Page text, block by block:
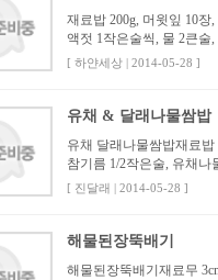
재료밥 200g, 머윗잎 10장
액젓 1작은술씩, 물 2큰술
[ 하얀세상 | 2014-05-28 ]
유채 & 달래나물쌈밥
유채 달래나물쌈밥재료밥
참기름 1/2작은술, 유채나
[ 진달래 | 2014-05-28 ]
해물된장뚝배기
해물된장뚝배기재료무